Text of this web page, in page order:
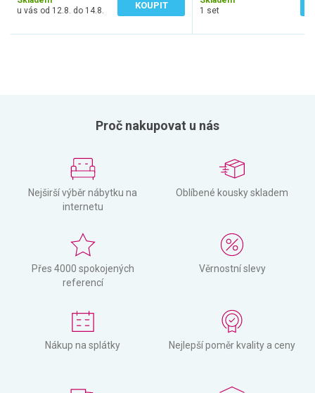
u vás od 12.8. do 14.8.
KOUPIT
1 set
Proč nakupovat u nás
Nejširší výběr nábytku na
internetu
Oblíbené kousky skladem
Přes 4000 spokojených
referencí
Věrnostní slevy
Nákup na splátky Nejlepší poměr kvality a ceny